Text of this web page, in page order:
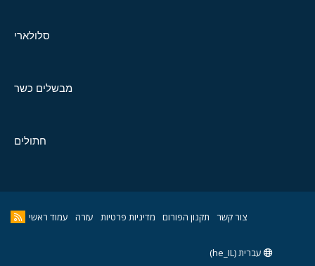
סלולארי
מבשלים כשר
חתולים
צור קשר תקנון הפורום מדיניות פרטיות עזרה עמוד ראשי
עברית (he_IL)